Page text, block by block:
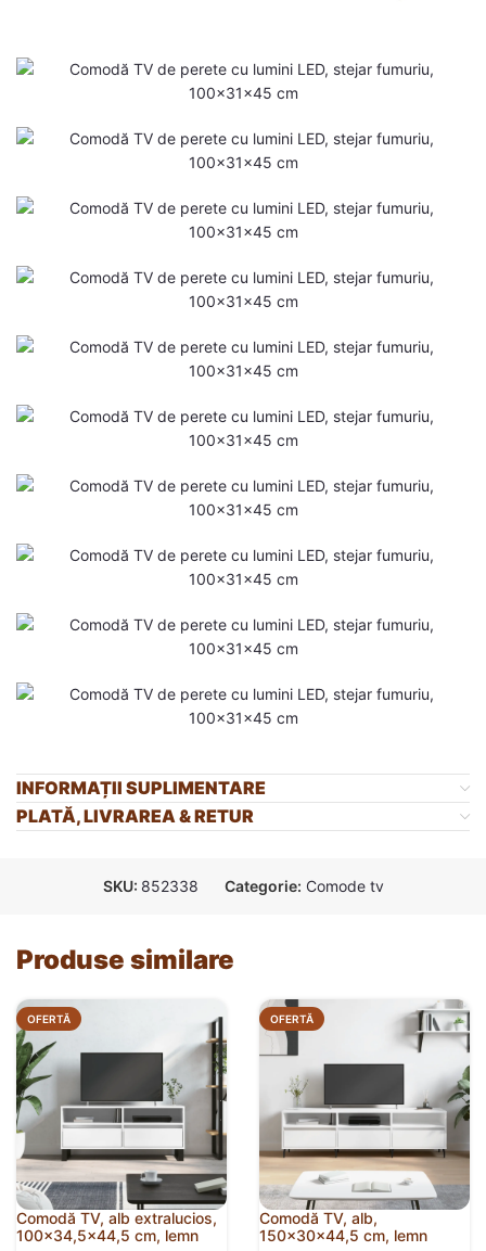
INFORMAȚII SUPLIMENTARE
PLATĂ, LIVRAREA & RETUR
SKU: 852338 Categorie: Comode tv
Produse similare
OFERTĂ
Comodă TV, alb extralucios,
100×34,5×44,5 cm, lemn
OFERTĂ
Comodă TV, alb,
150x30x44,5 cm, lemn